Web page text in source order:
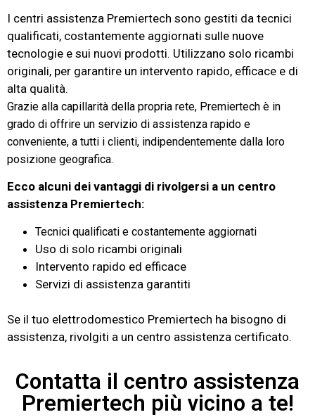
I centri assistenza Premiertech sono gestiti da tecnici
qualificati, costantemente aggiornati sulle nuove
tecnologie e sui nuovi prodotti. Utilizzano solo ricambi
originali, per garantire un intervento rapido, efficace e di
alta qualità.
Grazie alla capillarità della propria rete, Premiertech è in
grado di offrire un servizio di assistenza rapido e
conveniente, a tutti i clienti, indipendentemente dalla loro
posizione geografica.
Ecco alcuni dei vantaggi di rivolgersi a un centro
assistenza Premiertech:
Tecnici qualificati e costantemente aggiornati
Uso di solo ricambi originali
Intervento rapido ed efficace
Servizi di assistenza garantiti
Se il tuo elettrodomestico Premiertech ha bisogno di
assistenza, rivolgiti a un centro assistenza certificato.
Contatta il centro assistenza
Premiertech più vicino a te!